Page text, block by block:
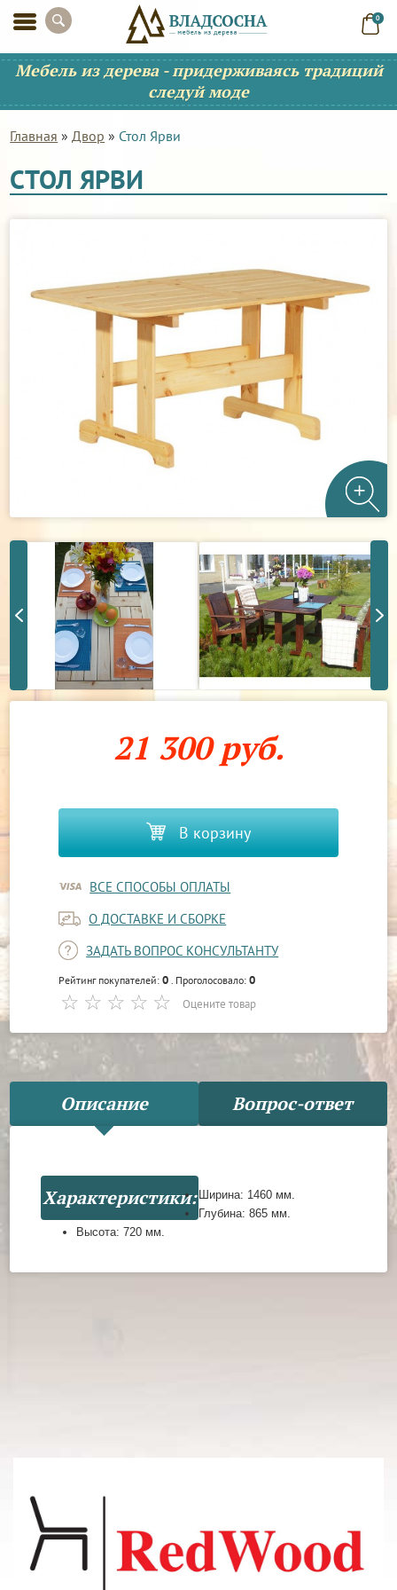
0
Мебель из дерева - придерживаясь традиций
следуй моде
Главная »Двор » Стол Ярви
СТОЛ ЯРВИ
21 300 руб.
В корзину
ВСЕ СПОСОБЫ ОПЛАТЫ
О ДОСТАВКЕ И СБОРКЕ
ЗАДАТЬ ВОПРОС КОНСУЛЬТАНТУ
Рейтинг покупателей:0 . Проголосовало:0
Оцените товар
Описание Вопрос-ответ
Характеристики:Ширина: 1460 мм.
Глубина: 865 мм.
Высота:720 мм.